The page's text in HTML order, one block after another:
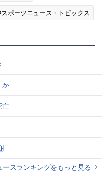
スポーツニュース・トピックス
か
亡
ースランキングをもっと見る